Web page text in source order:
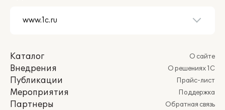
Каталог
Внедрения
Публикации
Мероприятия
Партнеры
О сайте
О решениях 1С
Прайс-лист
Поддержка
Обратная связь